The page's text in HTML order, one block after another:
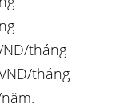
tháng
tháng